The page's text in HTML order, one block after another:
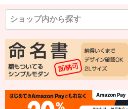
在庫なし商品を表示しない
バンドル販売
予約商品